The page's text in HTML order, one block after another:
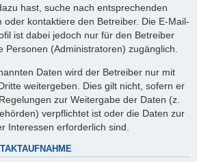
hast, suche nach entsprechenden
oder kontaktiere den Betreiber. Die E-Mail-
ist dabei jedoch nur für den Betreiber
Personen (Administratoren) zugänglich.
Daten wird der Betreiber nur mit
weitergeben. Dies gilt nicht, sofern er
zur Weitergabe der Daten (z.
verpflichtet ist oder die Daten zur
Interessen erforderlich sind.